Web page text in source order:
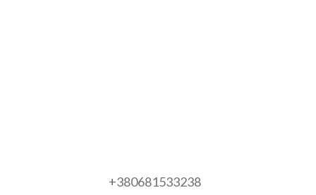
+380681533238